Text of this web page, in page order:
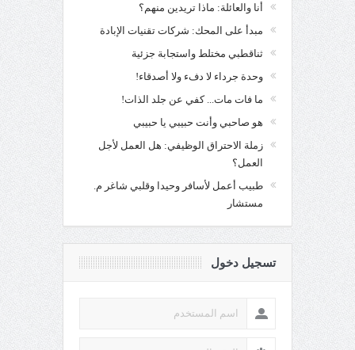
أنا والعائلة: ماذا تريدين منهم؟
مبدأ على المحك: شركات تقنيات الإبادة
ثناقطبي مختلط واستجابة جزئية
وحدة جرداء لا دفء ولا أصدقاء!
ما فات مات... كفي عن جلد الذات!
هو صاحبي وأنت حبيبي يا حبيبي
زملة الاحتراق الوظيفي: هل العمل لأجل
العمل؟
طبيب أعمل لأسافر وحيدا وقلبي شاغر م.
مستشار
تسجيل دخول